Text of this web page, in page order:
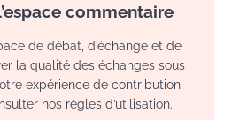
commentaire
de débat, d’échange et de
la qualité des échanges sous
expérience de contribution,
nos règles d’utilisation.